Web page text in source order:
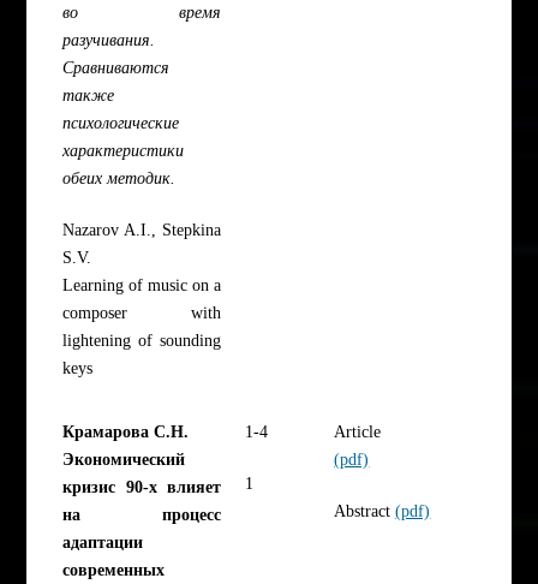
во время
разучивания.
Сравниваются
также
психологические
характеристики
обеих методик.
Nazarov A.I., Stepkina
S.V.
Learning of music on a
composer with
lightening of sounding
keys
Крамарова С.Н.
Экономический
кризис 90-х влияет
на процесс
адаптации
современных
1-4
1
Article
(pdf)
Abstract(pdf)